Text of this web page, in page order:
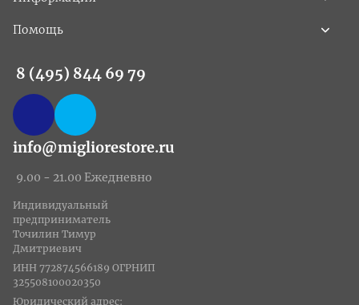
Помощь
8 (495) 844 69 79
info@migliorestore.ru
9.00 - 21.00 Ежедневно
Индивидуальный
предприниматель
Точилин Тимур
Дмитриевич
ИНН 772874566189 ОГРНИП
325508100020350
Юридический адрес: